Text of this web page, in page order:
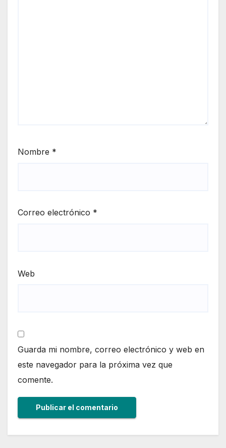
Nombre *
Correo electrónico *
Web
Guarda mi nombre, correo electrónico y web en
este navegador para la próxima vez que
comente.